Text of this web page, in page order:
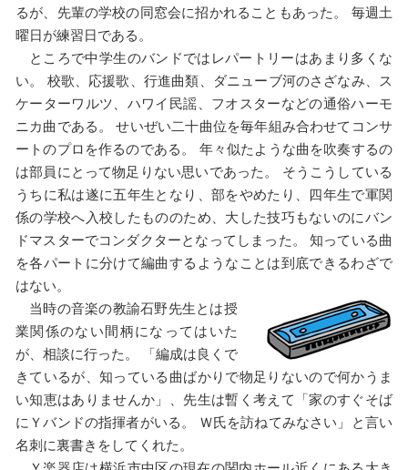
るが、先輩の学校の同窓会に招かれることもあった。 毎週土
曜日が練習日である。
ところで中学生のバンドではレパートリーはあまり多くな
い。 校歌、応援歌、行進曲類、ダニューブ河のさざなみ、ス
ケーターワルツ、ハワイ民謡、フオスターなどの通俗ハーモ
ニカ曲である。 せいぜい二十曲位を毎年組み合わせてコンサ
ートのプロを作るのである。 年々似たような曲を吹奏するの
は部員にとって物足りない思いであった。 そうこうしている
うちに私は遂に五年生となり、部をやめたり、四年生で軍関
係の学校へ入校したもののため、大した技巧もないのにバン
ドマスターでコンダクターとなってしまった。 知っている曲
を各パートに分けて編曲するようなことは到底できるわざで
はない。
当時の音楽の教諭石野先生とは授
業関係のない間柄になってはいた
が、相談に行った。 「編成は良くで
きているが、知っている曲ばかりで物足りないので何かうま
い知恵はありませんか」、先生は暫く考えて「家のすぐそば
にＹバンドの指揮者がいる。 Ｗ氏を訪ねてみなさい」と言い
名刺に裏書きをしてくれた。